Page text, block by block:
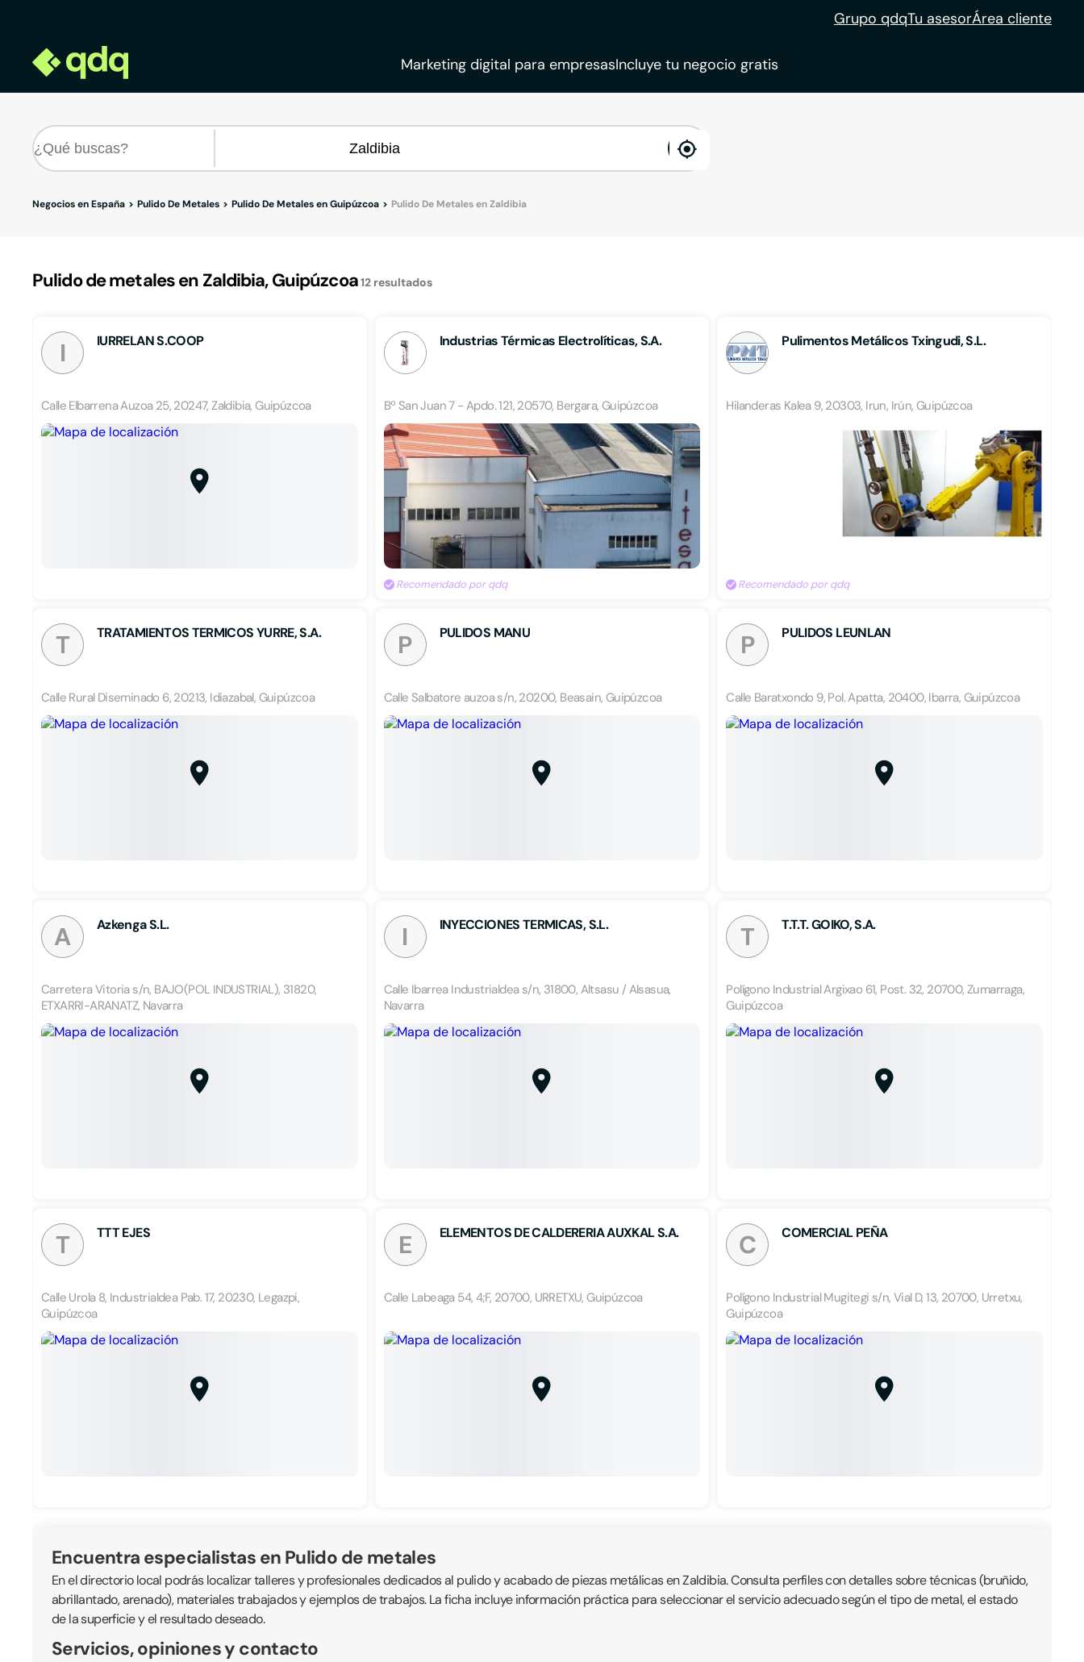
Grupo qdqTu asesorÁrea cliente
Marketing digital para empresasIncluye tu negocio gratis
enable
Negocios en España Pulido De Metales Pulido De Metales en Guipúzcoa Pulido De Metales en Zaldibia
Pulido de metales en Zaldibia, Guipúzcoa12 resultados
I IURRELAN S.COOP
Calle Elbarrena Auzoa 25, 20247, Zaldibia, Guipúzcoa
Industrias Térmicas Electrolíticas, S.A.
Bº San Juan 7 - Apdo. 121, 20570, Bergara, Guipúzcoa
Recomendado por qdq
Pulimentos Metálicos Txingudi, S.L.
Hilanderas Kalea 9, 20303, Irun, Irún, Guipúzcoa
Recomendado por qdq
T TRATAMIENTOS TERMICOS YURRE, S.A.
Calle Rural Diseminado 6, 20213, Idiazabal, Guipúzcoa
P PULIDOS MANU
Calle Salbatore auzoa s/n, 20200, Beasain, Guipúzcoa
P PULIDOS LEUNLAN
Calle Baratxondo 9, Pol. Apatta, 20400, Ibarra, Guipúzcoa
A Azkenga S.L.
Carretera Vitoria s/n, BAJO(POL INDUSTRIAL), 31820,
ETXARRI-ARANATZ, Navarra
I INYECCIONES TERMICAS, S.L.
Calle Ibarrea Industrialdea s/n, 31800, Altsasu / Alsasua,
Navarra
T T.T.T. GOIKO, S.A.
Polígono Industrial Argixao 61, Post. 32, 20700, Zumarraga,
Guipúzcoa
T TTT EJES
Calle Urola 8, Industrialdea Pab. 17, 20230, Legazpi,
Guipúzcoa
E ELEMENTOS DE CALDERERIA AUXKAL S.A.
Calle Labeaga 54, 4;F, 20700, URRETXU, Guipúzcoa
C COMERCIAL PEÑA
Polígono Industrial Mugitegi s/n, Vial D, 13, 20700, Urretxu,
Guipúzcoa
Encuentra especialistas en Pulido de metales
En el directorio local podrás localizar talleres y profesionales dedicados al pulido y acabado de piezas metálicas en Zaldibia. Consulta perfiles con detalles sobre técnicas (bruñido,
abrillantado, arenado), materiales trabajados y ejemplos de trabajos. La ficha incluye información práctica para seleccionar el servicio adecuado según el tipo de metal, el estado
de la superficie y el resultado deseado.
Servicios, opiniones y contacto